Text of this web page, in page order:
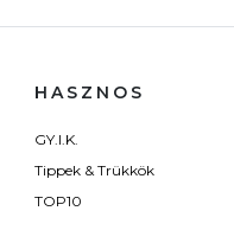
HASZNOS
GY.I.K.
Tippek & Trükkök
TOP10